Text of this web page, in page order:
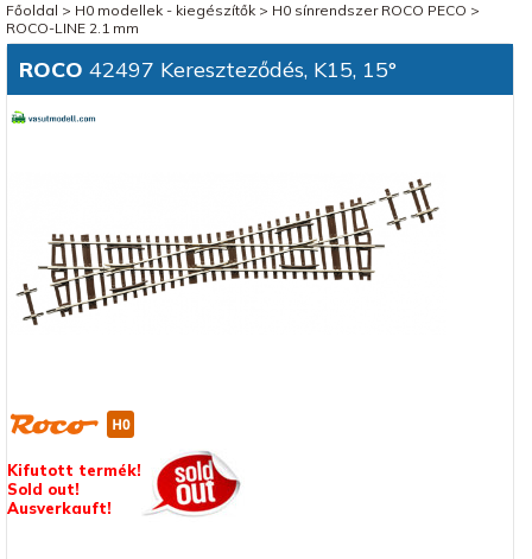
Főoldal > H0 modellek - kiegészítők> H0 sínrendszer ROCO PECO >
ROCO-LINE 2.1 mm
ROCO 42497 Kereszteződés, K15, 15°
Kifutott termék!
Sold out!
Ausverkauft!